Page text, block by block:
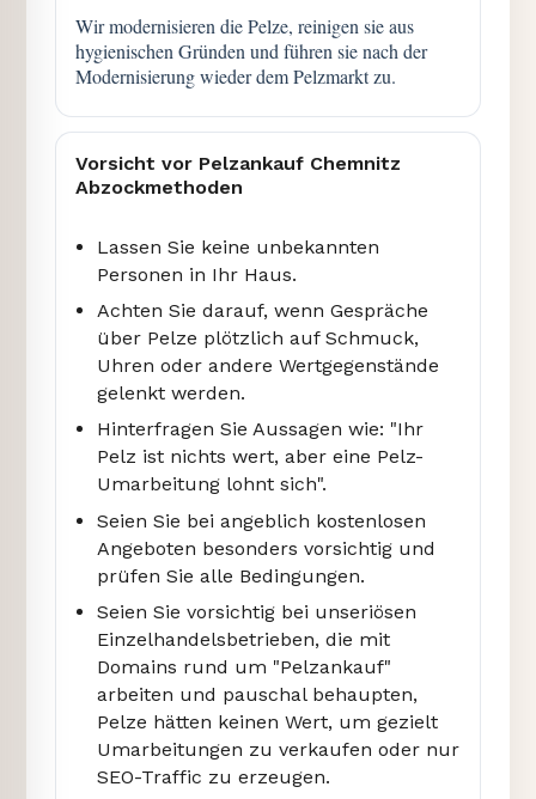
Wir modernisieren die Pelze, reinigen sie aus
hygienischen Gründen und führen sie nach der
Modernisierung wieder dem Pelzmarkt zu.
Vorsicht vor Pelzankauf Chemnitz
Abzockmethoden
Lassen Sie keine unbekannten
Personen in Ihr Haus.
Achten Sie darauf, wenn Gespräche
über Pelze plötzlich auf Schmuck,
Uhren oder andere Wertgegenstände
gelenkt werden.
Hinterfragen Sie Aussagen wie: "Ihr
Pelz ist nichts wert, aber eine Pelz-
Umarbeitung lohnt sich".
Seien Sie bei angeblich kostenlosen
Angeboten besonders vorsichtig und
prüfen Sie alle Bedingungen.
Seien Sie vorsichtig bei unseriösen
Einzelhandelsbetrieben, die mit
Domains rund um "Pelzankauf"
arbeiten und pauschal behaupten,
Pelze hätten keinen Wert, um gezielt
Umarbeitungen zu verkaufen oder nur
SEO-Traffic zu erzeugen.